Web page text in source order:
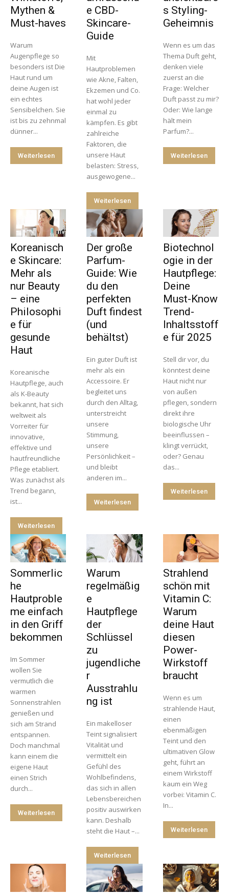
Mythen &
Must-haves
Warum
Augenpflege so
besonders ist Die
Haut rund um
deine Augen ist
ein echtes
Sensibelchen. Sie
ist bis zu zehnmal
dünner...
Weiterlesen
e CBD-
Skincare-
Guide
Mit
Hautproblemen
wie Akne, Falten,
Ekzemen und Co.
hat wohl jeder
einmal zu
kämpfen. Es gibt
zahlreiche
Faktoren, die
unsere Haut
belasten: Stress,
ausgewogene...
Weiterlesen
s Styling-
Geheimnis
Wenn es um das
Thema Duft geht,
denken viele
zuerst an die
Frage: Welcher
Duft passt zu mir?
Oder: Wie lange
hält mein
Parfum?...
Weiterlesen
Koreanisch
e Skincare:
Mehr als
nur Beauty
– eine
Philosophi
e für
gesunde
Haut
Koreanische
Hautpflege, auch
als K-Beauty
bekannt, hat sich
weltweit als
Vorreiter für
innovative,
effektive und
hautfreundliche
Pflege etabliert.
Was zunächst als
Trend begann,
ist...
Weiterlesen
Der große
Parfum-
Guide: Wie
du den
perfekten
Duft findest
(und
behältst)
Ein guter Duft ist
mehr als ein
Accessoire. Er
begleitet uns
durch den Alltag,
unterstreicht
unsere
Stimmung,
unsere
Persönlichkeit –
und bleibt
anderen im...
Weiterlesen
Biotechnol
ogie in der
Hautpflege:
Deine
Must-Know
Trend-
Inhaltsstoff
e für 2025
Stell dir vor, du
könntest deine
Haut nicht nur
von außen
pflegen, sondern
direkt ihre
biologische Uhr
beeinflussen –
klingt verrückt,
oder? Genau
das...
Weiterlesen
Sommerlic
he
Hautproble
me einfach
in den Griff
bekommen
Im Sommer
wollen Sie
vermutlich die
warmen
Sonnenstrahlen
genießen und
sich am Strand
entspannen.
Doch manchmal
kann einem die
eigene Haut
einen Strich
durch...
Weiterlesen
Warum
regelmäßig
e
Hautpflege
der
Schlüssel
zu
jugendliche
r
Ausstrahlu
ng ist
Ein makelloser
Teint signalisiert
Vitalität und
vermittelt ein
Gefühl des
Wohlbefindens,
das sich in allen
Lebensbereichen
positiv auswirken
kann. Deshalb
steht die Haut –...
Weiterlesen
Strahlend
schön mit
Vitamin C:
Warum
deine Haut
diesen
Power-
Wirkstoff
braucht
Wenn es um
strahlende Haut,
einen
ebenmäßigen
Teint und den
ultimativen Glow
geht, führt an
einem Wirkstoff
kaum ein Weg
vorbei: Vitamin C.
In...
Weiterlesen